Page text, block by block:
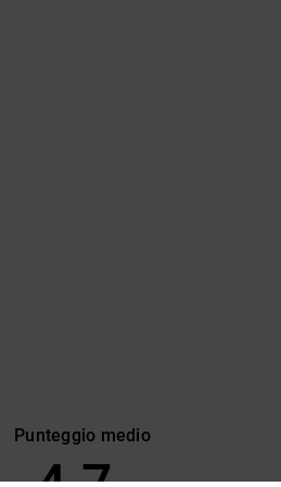
Punteggio medio